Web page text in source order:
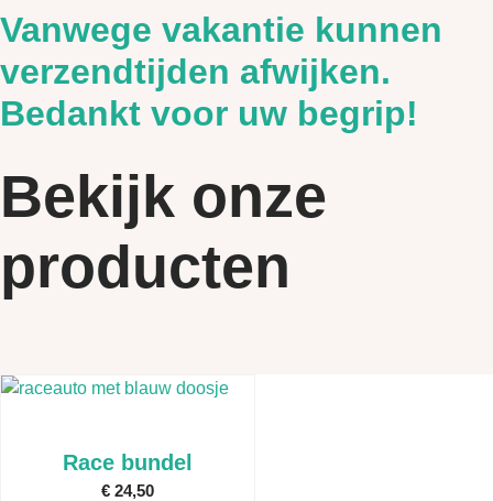
Vanwege vakantie kunnen
verzendtijden afwijken.
Bedankt voor uw begrip!
Bekijk onze
producten
Race bundel
€ 24,50